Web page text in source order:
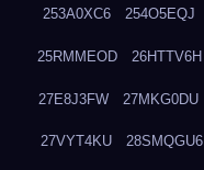
253A0XC6 254O5EQJ
25RMMEOD 26HTTV6H
27E8J3FW 27MKG0DU
27VYT4KU 28SMQGU6